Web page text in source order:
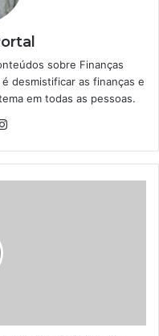
sobre Finanças
desmistificar as finanças e
em todas as pessoas.